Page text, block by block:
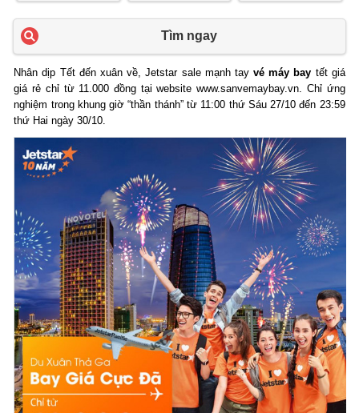
Tìm ngay
Nhân dịp Tết đến xuân về, Jetstar sale mạnh tayvé máy bay tết giá
giá rẻ chỉ từ 11.000 đồng tại website www.sanvemaybay.vn. Chỉ ứng
nghiệm trong khung giờ “thần thánh” từ 11:00 thứ Sáu 27/10 đến 23:59
thứ Hai ngày 30/10.